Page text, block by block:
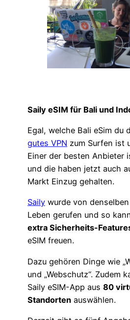
Saily eSIM für Bali und
Egal, welche Bali eSim du
gutes VPN zum Surfen ist
Einer der besten Anbieter
und die haben jetzt auch
Markt Einzug gehalten.
Saily wurde von
Leben gerufen und so
extra Sicherheits-
eSIM freuen.
Dazu gehören Dinge wie
und „Webschutz“. Zudem
Saily eSIM-App aus 80
Standorten auswählen.